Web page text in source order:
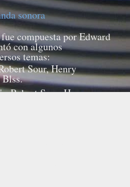
sonora
compuesta por Edward
con algunos
temas:
Sour, Henry
Robert Sour, Henry